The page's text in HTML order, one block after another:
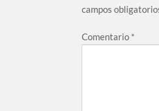
campos
Comentario *